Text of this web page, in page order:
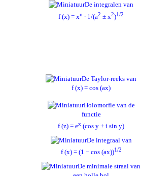
De integralen van
f (x) = xn ∙ 1/(a2 ± x2)1/2
De Taylor-reeks van
f (x) = cos (ax)
Holomorfie van de
functie
f (z) = ex (cos y + i sin y)
De integraal van
f (x) = (1 − cos (ax))1/2
De minimale straal van